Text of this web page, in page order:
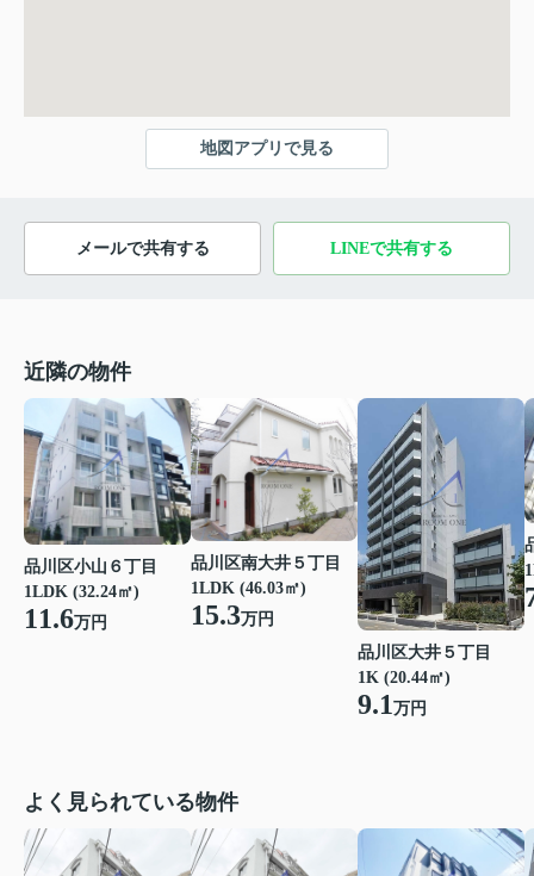
地図アプリで見る
メールで共有する LINEで共有する
近隣の物件
品川区小山６丁目
1LDK (32.24㎡)
11.6万円
品川区南大井５丁目
1LDK (46.03㎡)
15.3万円
品川区大井５丁目
1K (20.44㎡)
9.1万円
よく見られている物件